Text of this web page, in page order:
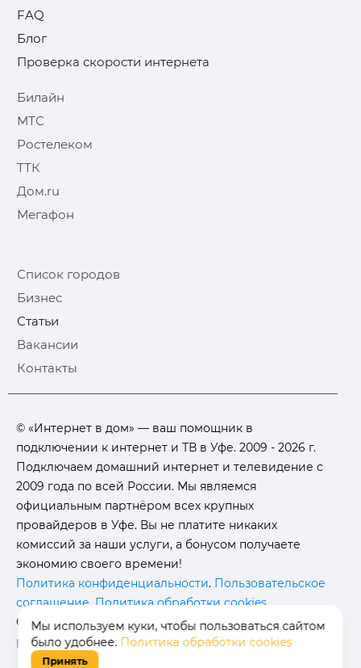
FAQ
Блог
Проверка скорости интернета
Билайн
МТС
Ростелеком
ТТК
Дом.ru
Мегафон
Список городов
Бизнес
Статьи
Вакансии
Контакты
© «Интернет в дом» — ваш помощник в
подключении к интернет и ТВ в Уфе. 2009 - 2026 г.
Подключаем домашний интернет и телевидение с
2009 года по всей России. Мы являемся
официальным партнёром всех крупных
провайдеров в Уфе. Вы не платите никаких
комиссий за наши услуги, а бонусом получаете
экономию своего времени!
Политика конфиденциальности. Пользовательское
соглашение Политика обработки cookies
Отписаться от полученияинформационных
рассылокот данного ресурса можно настранице
Мы используем куки, чтобы пользоваться сайтом
было удобнее. Политика обработки cookies
Принять